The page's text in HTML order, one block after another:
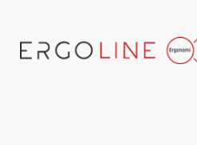
Skip
Skip